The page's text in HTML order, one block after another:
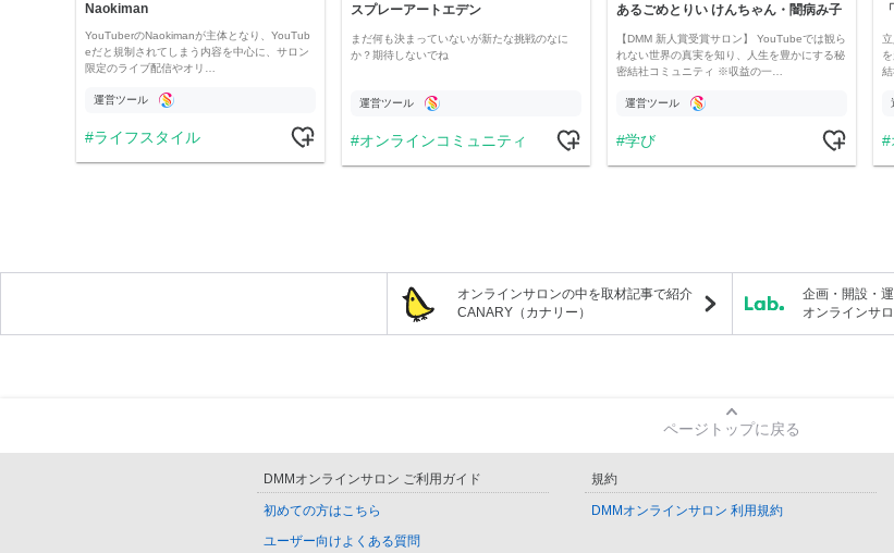
Naokiman
YouTuberのNaokimanが主体となり、YouTub
eだと規制されてしまう内容を中心に、サロン
限定のライブ配信やオリ…
運営ツール
ライフスタイル
スプレーアートエデン
まだ何も決まっていないが新たな挑戦のなに
か？期待しないでね
運営ツール
オンラインコミュニティ
あるごめとりい けんちゃん・闇病み子
【DMM 新人賞受賞サロン】 YouTubeでは観ら
れない世界の真実を知り、人生を豊かにする秘
密結社コミュニティ ※収益の一…
運営ツール
学び
オンラインサロンの中を取材記事で紹介
CANARY（カナリー）
企画・開設・
オンラインサ
ページトップに戻る
DMMオンラインサロン ご利用ガイド
初めての方はこちら
ユーザー向けよくある質問
規約
DMMオンラインサロン 利用規約